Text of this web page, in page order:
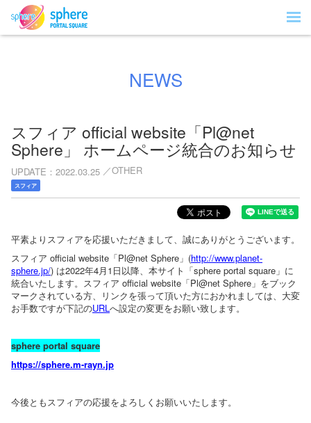
NEWS
スフィア official website「Pl@net
Sphere」 ホームページ統合のお知らせ
UPDATE 2022.03.25 OTHER
スフィア
平素よりスフィアを応援いただきまして、誠にありがとうございます。
スフィア official website「Pl@net Sphere」(http://www.planet-
sphere.jp/) は2022年4月1日以降、本サイト「sphere portal square」に
統合いたします。スフィア official website「Pl@net Sphere」をブック
マークされている方、リンクを張って頂いた方におかれましては、大変
お手数ですが下記のURL へ設定の変更をお願い致します。
sphere portal square
https://sphere.m-rayn.jp
今後ともスフィアの応援をよろしくお願いいたします。